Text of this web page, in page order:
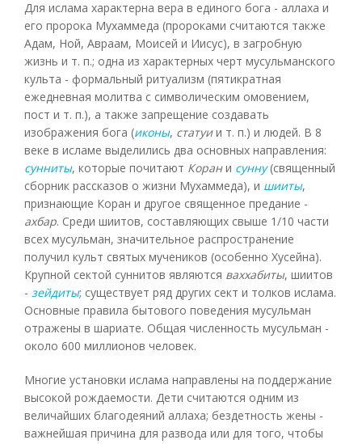
Для ислама характерна вера в единого бога - аллаха и
его пророка Мухаммеда (пророками считаются также
Адам, Ной, Авраам, Моисей и Иисус), в загробную
жизнь и т. п.; одна из характерных черт мусульманского
культа - формальный ритуализм (пятикратная
ежедневная молитва с символическим омовением,
пост и т. п.), а также запрещение создавать
изображения бога (иконы, статуии т. п.) и людей. В 8
веке в исламе выделились два основных направления:
сунниты, которые почитают Корани сунну(священный
сборник рассказов о жизни Мухаммеда), и шииты,
признающие Коран и другое священное предание -
ахбар. Среди шиитов, составляющих свыше 1/10 части
всех мусульман, значительное распространение
получил культ святых мучеников (особенно Хусейна).
Крупной сектой суннитов являются ваххабиты, шиитов
- зейдиты; существует ряд других сект и толков ислама.
Основные правила бытового поведения мусульман
отражены в шариате. Общая численность мусульман -
около 600 миллионов человек.
Многие установки ислама направлены на поддержание
высокой рождаемости. Дети считаются одним из
величайших благодеяний аллаха; бездетность жены -
важнейшая причина для развода или для того, чтобы